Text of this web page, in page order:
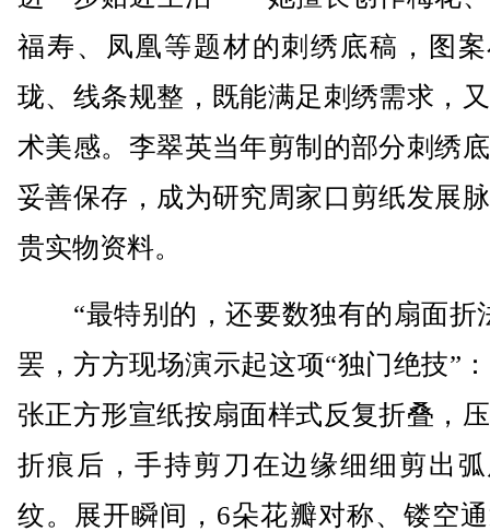
福寿、凤凰等题材的刺绣底稿，图
珑、线条规整，既能满足刺绣需求，
术美感。李翠英当年剪制的部分刺绣
妥善保存，成为研究周家口剪纸发展
贵实物资料。
“最特别的，还要数独有的扇面折
罢，方方现场演示起这项“独门绝技”
张正方形宣纸按扇面样式反复折叠，
折痕后，手持剪刀在边缘细细剪出
纹。展开瞬间，6朵花瓣对称、镂空